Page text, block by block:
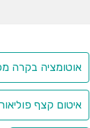
אוטומציה בקרה
איטום קצף